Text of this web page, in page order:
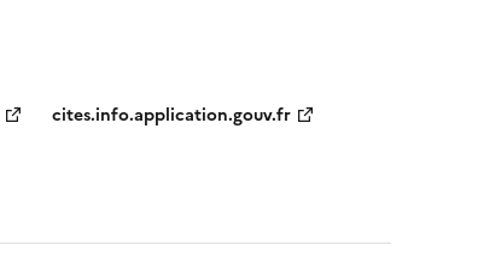
cites.info.application.gouv.fr